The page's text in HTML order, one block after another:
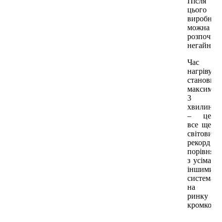
цього
можна
негайно.
Час
нагріву
становить
максимум
3
хвилини
– це
все ще
світовий
рекорд
порівняно
з усіма
іншими
на
ринку